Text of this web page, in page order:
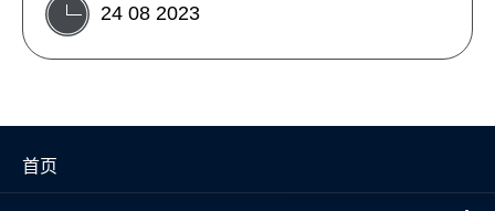
24 08 2023
首页